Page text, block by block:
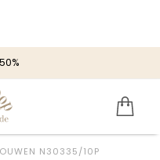
N30335/10P